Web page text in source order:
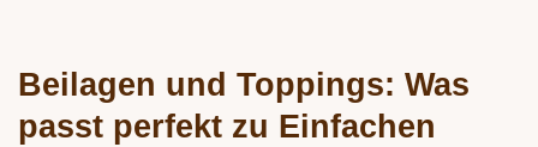
Beilagen und Toppings: Was
passt perfekt zu Einfachen